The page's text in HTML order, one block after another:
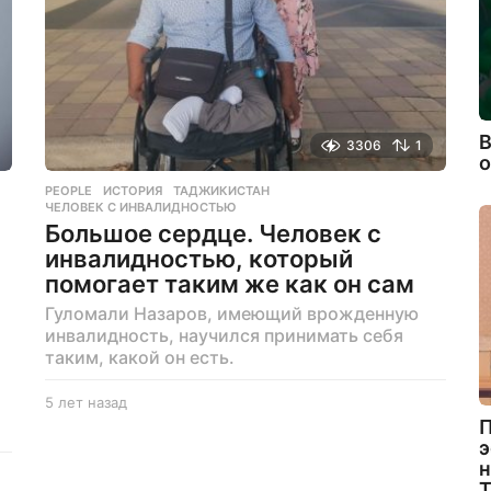
3306 1
PEOPLE ИСТОРИЯ ,ТАДЖИКИСТАН
ЧЕЛОВЕК С ИНВАЛИДНОСТЬЮ
Большое сердце. Человек с
инвалидностью, который
помогает таким же как он сам
Гуломали Назаров, имеющий врожденную
инвалидность, научился принимать себя
таким, какой он есть.
5 лет назад